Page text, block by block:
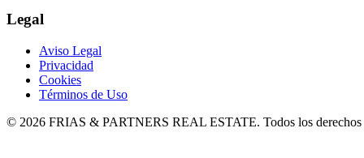
Legal
Aviso Legal
Privacidad
Cookies
Términos de Uso
© 2026 FRIAS & PARTNERS REAL ESTATE. Todos los derechos